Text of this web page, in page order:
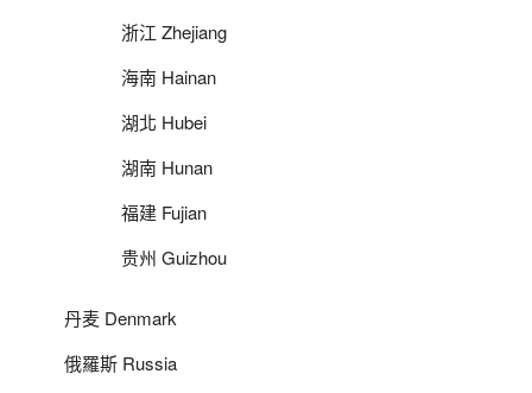
浙江 Zhejiang
海南 Hainan
湖北 Hubei
湖南 Hunan
福建 Fujian
贵州 Guizhou
丹麦 Denmark
俄羅斯 Russia